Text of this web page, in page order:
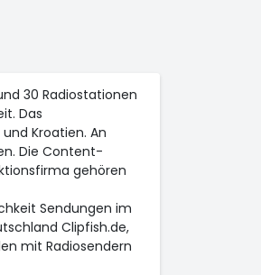
30 Radiostationen
Das
Kroatien. An
Die Content-
gehören
Sendungen im
Clipfish.de,
mit Radiosendern